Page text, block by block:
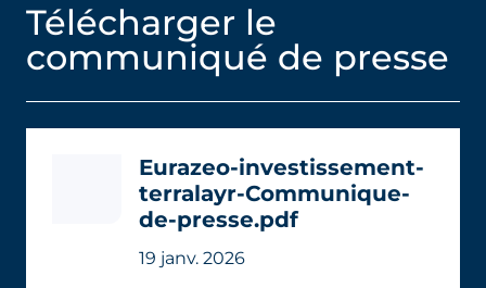
Télécharger le
communiqué de presse
Eurazeo-investissement-
terralayr-Communique-
de-presse.pdf
19 janv. 2026